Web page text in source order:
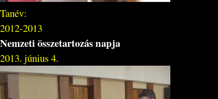
Tanév:
2012-2013
Nemzeti összetartozás napja
2013. június 4.